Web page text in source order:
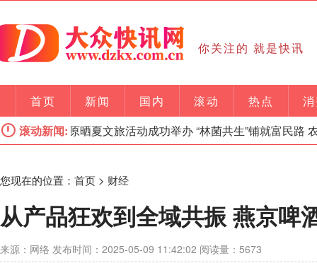
你关注的 就是快讯
首页 新闻 国内 滚动 热点
滚动新闻:
收季暨高原晒夏文旅活动成功举办 “林菌共生”铺就富民路 农
您现在的位置： 首页 > 财经
从产品狂欢到全域共振 燕京啤
来源：网络 发布时间：2025-05-09 11:42:02 阅读量：5673